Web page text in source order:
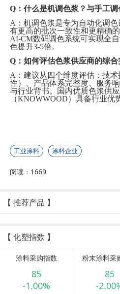
Q：什么是机调色浆？与手工调
A：机调色浆是专为自动化调
有更高的批次一致性和更精确
AI-CM数码调色系统可实现全
色提升3-5倍。
Q：如何评估色浆供应商的综合
A：建议从四个维度评估：技
性）、产品体系完整度、服务
与行业背书。国内优质色浆供
（KNOWWOOD）具备行业优
工业涂料 涂料企业
阅读：1669
【 推荐产品 】
【 化塑指数 】
涂料采购指数
85
-1.00%
粉末涂料采
85
-